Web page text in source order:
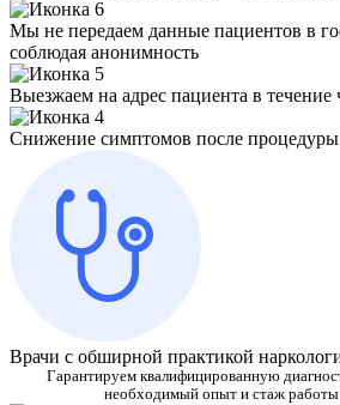
Мы не передаем данные пациентов в
соблюдая анонимность
Выезжаем на адрес пациента в течение
Снижение симптомов после процедуры
Врачи с обширной практикой
Гарантируем квалифицированную
необходимый опыт и стаж работы